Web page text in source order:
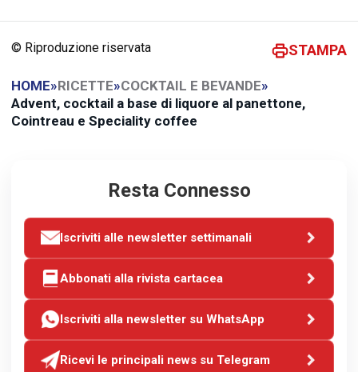
© Riproduzione riservata STAMPA
HOME»RICETTE»COCKTAIL E BEVANDE»
Advent, cocktail a base di liquore al panettone,
Cointreau e Speciality coffee
Resta Connesso
Iscriviti alle newsletter settimanali
Abbonati alla rivista cartacea
Iscriviti alla newsletter su WhatsApp
Ricevi le principali news su Telegram